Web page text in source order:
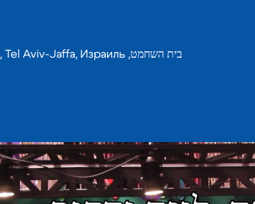
בית השחמט, Simtat Rabindranat Tagore, Tel Aviv-Jaffa, Израиль